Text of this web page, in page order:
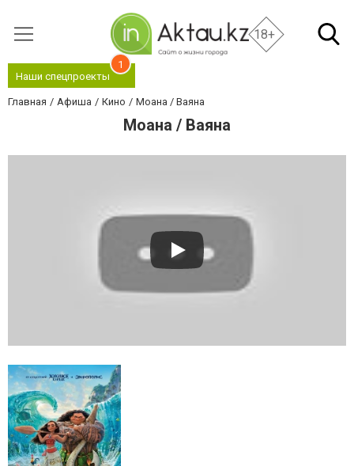
18+
Наши спецпроекты
1
Главная Афиша Кино Моана / Ваяна
Моана / Ваяна